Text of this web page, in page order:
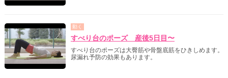
動く
すべり台のポーズ 産後5日目〜
すべり台のポーズは大臀筋や骨盤底筋をひきしめます。
尿漏れ予防の効果もあります。